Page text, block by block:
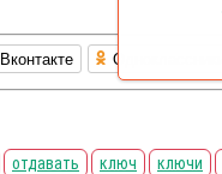
Вконтакте Одноклассники
отдавать ключ ключи